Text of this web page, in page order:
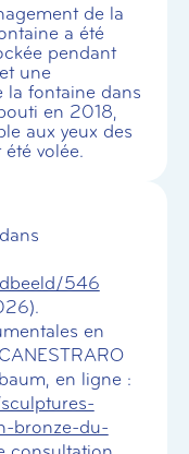
de la
a été
pendant
une
la fontaine dans
en 2018,
aux yeux des
volée.
546
en
en ligne :
bronze-du-